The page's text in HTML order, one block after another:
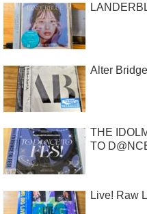
Alter
THE
TO
Live! Raw